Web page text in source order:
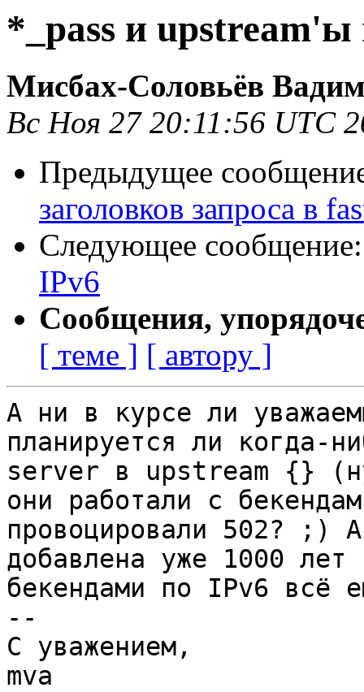
*_pass и upstream'ы
Мисбах-Соловьëв
Вс Ноя 27 20:11:56 UTC
Предыдущее
заголовков запроса в
Следующее
IPv6
Сообщения,
[ теме ] [ автору ]
А ни в курсе ли
планируется ли когда-
server в upstream {}
они работали с
провоцировали 502? ;)
добавлена уже 1000
бекендами по IPv6
--
С уважением,
mva